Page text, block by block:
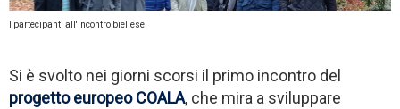
I partecipanti all'incontro biellese
Si è svolto nei giorni scorsi il primo incontro del
progetto europeo COALA, che mira a sviluppare